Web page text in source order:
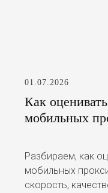
01.07.2026
Как
мобильных
Разбираем, как
мобильных
скорость,